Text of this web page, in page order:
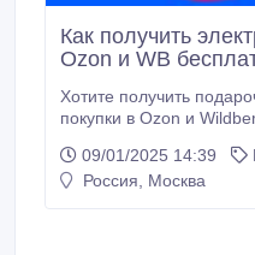
Как получить
Ozon и WB
Хотите получить
покупки в Ozon и
розыгрышах в нашем
@lawka_hop. Почему стоит подписаться?
09/01/2025 14:39
Россия, Москва